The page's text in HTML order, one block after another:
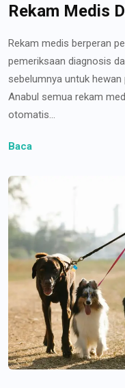
Rekam Medis
Rekam medis berperan
pemeriksaan diagnosis
sebelumnya untuk hewan
Anabul semua rekam
otomatis...
Baca